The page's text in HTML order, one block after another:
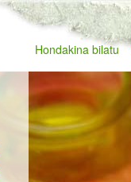
Hondakina bilatu